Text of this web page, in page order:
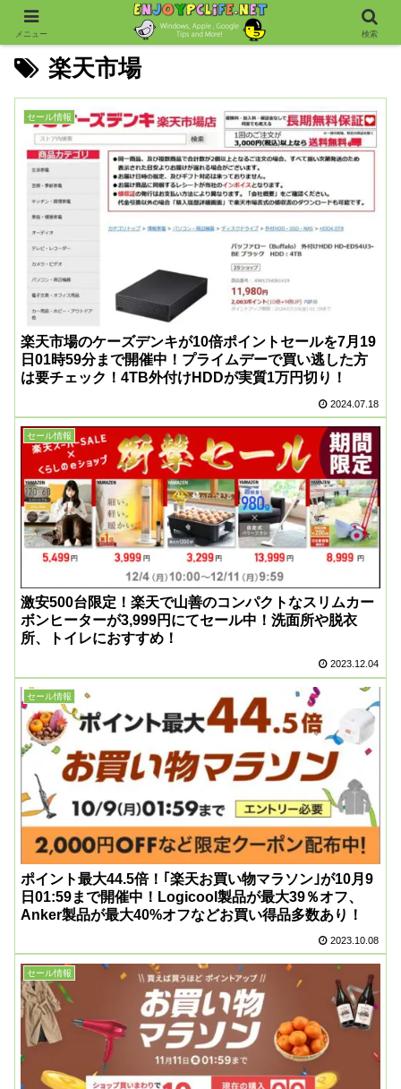
楽天市場
セール情報
楽天市場のケーズデンキが10倍ポイントセールを7月19
日01時59分まで開催中！プライムデーで買い逃した方
は要チェック！4TB外付けHDDが実質1万円切り！
2024.07.18
セール情報
激安500台限定！楽天で山善のコンパクトなスリムカー
ボンヒーターが3,999円にてセール中！洗面所や脱衣
所、トイレにおすすめ！
2023.12.04
セール情報
ポイント最大44.5倍！｢楽天お買い物マラソン｣が10月9
日01:59まで開催中！Logicool製品が最大39％オフ、
Anker製品が最大40%オフなどお買い得品多数あり！
2023.10.08
セール情報
メニュー 検索